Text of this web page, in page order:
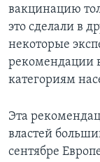
вакцинацию
это сделали в
некоторые
рекомендации
категориям
Эта
властей
сентябре